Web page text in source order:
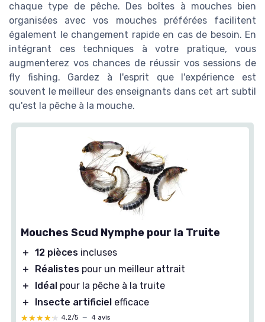
chaque type de pêche. Des boîtes à mouches bien
organisées avec vos mouches préférées facilitent
également le changement rapide en cas de besoin. En
intégrant ces techniques à votre pratique, vous
augmenterez vos chances de réussir vos sessions de
fly fishing. Gardez à l'esprit que l'expérience est
souvent le meilleur des enseignants dans cet art subtil
qu'est la pêche à la mouche.
Mouches Scud Nymphe pour la Truite
＋ 12 pièces incluses
＋
Réalistes pour un meilleur attrait
＋
Idéal pour la pêche à la truite
＋
Insecte artificiel efficace
★★★★★
★★★★★ 4,2/5 — 4 avis